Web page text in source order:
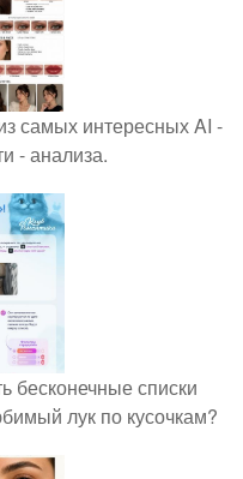
самых интересных AI -
- анализа.
бесконечные списки
лук по кусочкам?